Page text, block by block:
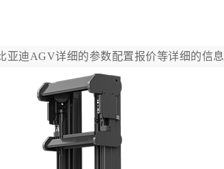
迪AGV详细的参数配置报价等详细的信